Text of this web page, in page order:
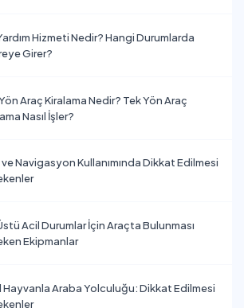
Hizmeti Nedir? Hangi Durumlarda
Girer?
Araç Kiralama Nedir? Tek Yön Araç
Nasıl İşler?
ve Navigasyon Kullanımında Dikkat Edilmesi
Acil Durumlar İçin Araçta Bulunması
Ekipmanlar
Hayvanla Araba Yolculuğu: Dikkat Edilmesi